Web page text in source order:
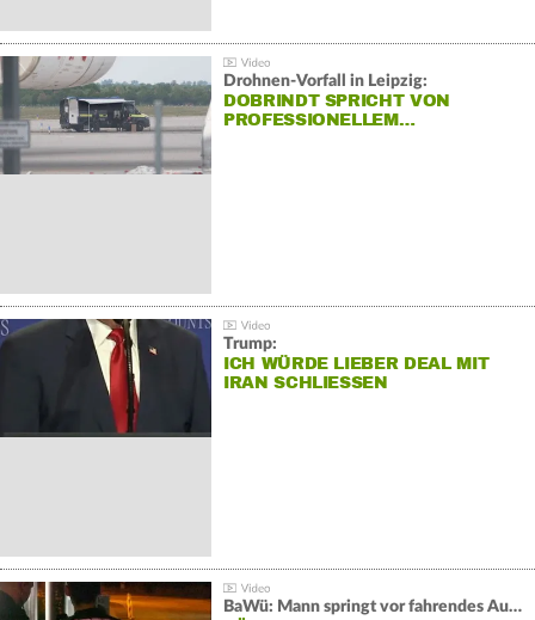
Drohnen-Vorfall in Leipzig:
DOBRINDT SPRICHT VON
PROFESSIONELLEM…
Trump:
ICH WÜRDE LIEBER DEAL MIT
IRAN SCHLIESSEN
BaWü: Mann springt vor fahrendes Auto und schießt